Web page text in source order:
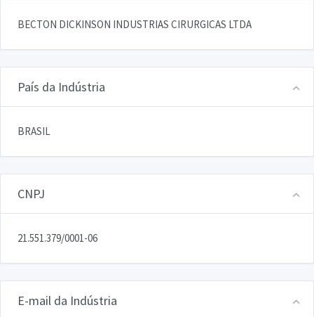
BECTON DICKINSON INDUSTRIAS CIRURGICAS LTDA
País da Indústria
BRASIL
CNPJ
21.551.379/0001-06
E-mail da Indústria